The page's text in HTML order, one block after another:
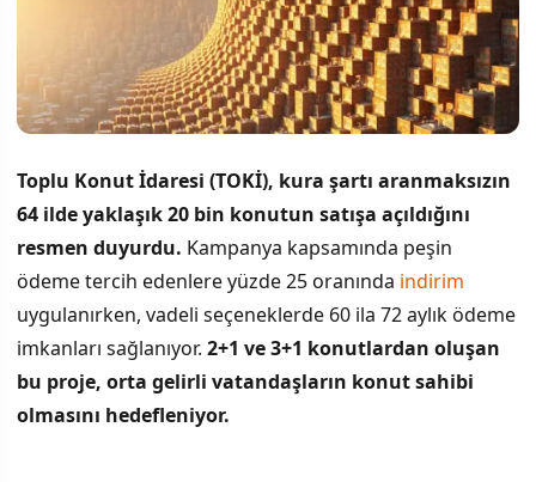
Toplu Konut İdaresi (TOKİ), kura şartı aranmaksızın
64 ilde yaklaşık 20 bin konutun satışa açıldığını
resmen duyurdu. Kampanya kapsamında peşin
ödeme tercih edenlere yüzde 25 oranında indirim
uygulanırken, vadeli seçeneklerde 60 ila 72 aylık ödeme
imkanları sağlanıyor. 2+1 ve 3+1 konutlardan oluşan
bu proje, orta gelirli vatandaşların konut sahibi
olmasını hedefleniyor.